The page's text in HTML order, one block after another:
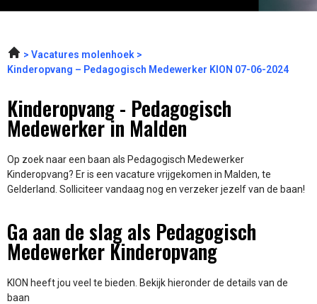
Vacatures molenhoek
Kinderopvang – Pedagogisch Medewerker KION 07-06-2024
Kinderopvang - Pedagogisch
Medewerker in Malden
Op zoek naar een baan als Pedagogisch Medewerker
Kinderopvang? Er is een vacature vrijgekomen in Malden, te
Gelderland. Solliciteer vandaag nog en verzeker jezelf van de baan!
Ga aan de slag als Pedagogisch
Medewerker Kinderopvang
KION heeft jou veel te bieden. Bekijk hieronder de details van de
baan